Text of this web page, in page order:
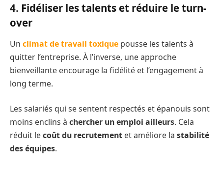
4. Fidéliser les talents et réduire le turn-
over
Un climat de travail toxique pousse les talents à
quitter l’entreprise. À l’inverse, une approche
bienveillante encourage la fidélité et l’engagement à
long terme.
Les salariés qui se sentent respectés et épanouis sont
moins enclins à chercher un emploi ailleurs. Cela
réduit lecoût du recrutement et améliore la stabilité
des équipes.